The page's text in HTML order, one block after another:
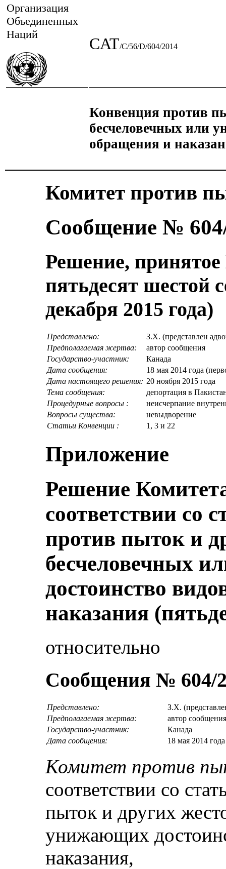
Организация
Объединенных
Наций
CAT/C/56/D/604/2014
Конвенция против
бесчеловечных или
обращения и
Комитет против
Сообщение №
Решение,
пятьдесят шестой
декабря 2015 года)
Представлено:
З.Х. (представлен
Предполагаемая жертва:
автор сообщения
Государство-участник:
Канада
Дата сообщения:
18 мая 2014 года
Дата настоящего решения: 20 ноября 2015 года
Тема сообщения:
депортация в
Процедурные вопросы :
неисчерпание
Вопросы существа:
невыдворение
Статьи Конвенции :
1, 3 и 22
Приложение
Решение
соответствии со
против пыток и
бесчеловечных
достоинство
наказания
относительно
Сообщения № 604/
Представлено:
З.Х.
Предполагаемая жертва:
автор сообщения
Государство-участник:
Канада
Дата сообщения:
18 мая 2014
Комитет против
соответствии со
пыток и других
унижающих
наказания,